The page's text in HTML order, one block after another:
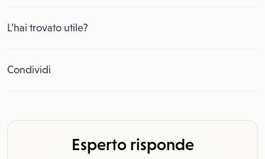
L’hai trovato utile?
Condividi
Esperto risponde